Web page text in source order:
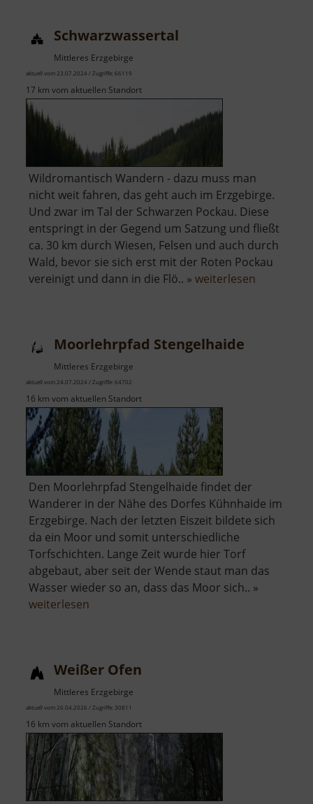
Schwarzwassertal
Mittleres Erzgebirge
aktuell vom 23.07.2024 / Zugriffe: 66119
17 km vom aktuellen Standort
Wildromantisch Wandern - dazu muss man
nicht weit fahren, das geht auch im Erzgebirge.
Und zwar im Tal der Schwarzen Pockau. Diese
entspringt in der Gegend um Satzung und fließt
ca. 30 km durch Wiesen, Felsen und auch durch
Wald, bevor sie sich erst mit der Roten Pockau
vereinigt und dann in die Flö.. » weiterlesen
Moorlehrpfad Stengelhaide
Mittleres Erzgebirge
aktuell vom 24.07.2024 / Zugriffe: 64702
16 km vom aktuellen Standort
Den Moorlehrpfad Stengelhaide findet der
Wanderer in der Nähe des Dorfes Kühnhaide im
Erzgebirge. Nach der letzten Eiszeit bildete sich
da ein Moor und somit unterschiedliche
Torfschichten. Lange Zeit wurde hier Torf
abgebaut, aber seit der Wende staut man das
Wasser wieder so an, dass das Moor sich.. »
weiterlesen
Weißer Ofen
Mittleres Erzgebirge
aktuell vom 26.04.2026 / Zugriffe: 30811
16 km vom aktuellen Standort